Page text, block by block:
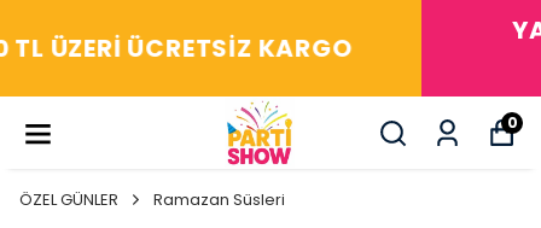
YAŞASIN! ARADIĞIM HERŞEY
PARTİ SHOW'DA
0
ÖZEL GÜNLER Ramazan Süsleri